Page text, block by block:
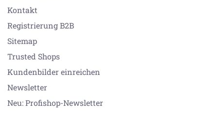
Kontakt
Registrierung B2B
Sitemap
Trusted Shops
Kundenbilder einreichen
Newsletter
Neu: Profishop-Newsletter